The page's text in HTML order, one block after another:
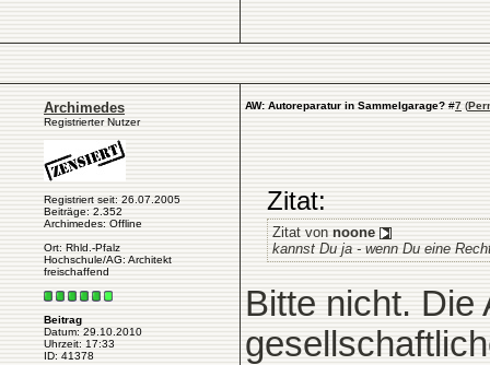
Archimedes
Registrierter Nutzer
Registriert seit: 26.07.2005
Beiträge: 2.352
Archimedes: Offline
Ort: Rhld.-Pfalz
Hochschule/AG: Architekt
freischaffend
Beitrag
Datum: 29.10.2010
Uhrzeit: 17:33
ID: 41378
AW: Autoreparatur in Sammelgarage? #7 (
Zitat:
Zitat von noone
kannst Du ja - wenn Du eine
Bitte nicht. Die